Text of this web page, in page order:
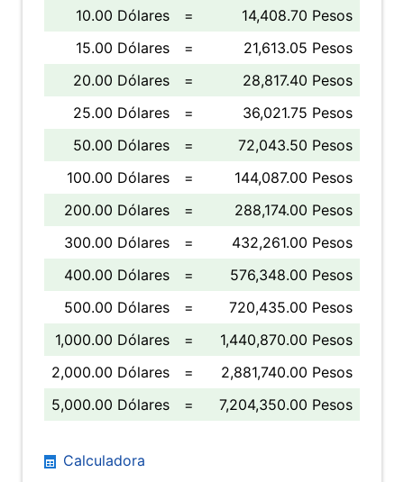
10.00 Dólares
=
14,408.70 Pesos
15.00 Dólares
=
21,613.05 Pesos
20.00 Dólares
=
28,817.40 Pesos
25.00 Dólares
=
36,021.75 Pesos
50.00 Dólares
=
72,043.50 Pesos
100.00 Dólares
=
144,087.00 Pesos
200.00 Dólares
=
288,174.00 Pesos
300.00 Dólares
=
432,261.00 Pesos
400.00 Dólares
=
576,348.00 Pesos
500.00 Dólares
=
720,435.00 Pesos
1,000.00 Dólares
=
1,440,870.00 Pesos
2,000.00 Dólares
=
2,881,740.00 Pesos
5,000.00 Dólares
= 7,204,350.00 Pesos
Calculadora